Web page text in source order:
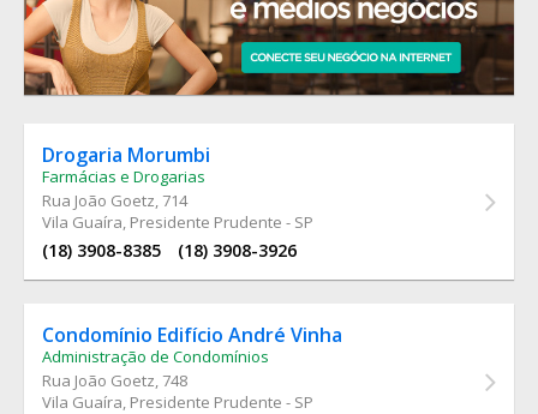
Drogaria Morumbi
Farmácias e Drogarias
Rua João Goetz, 714
Vila Guaíra, Presidente Prudente - SP
(18) 3908-8385 (18) 3908-3926
Condomínio Edifício André Vinha
Administração de Condomínios
Rua João Goetz, 748
Vila Guaíra, Presidente Prudente - SP